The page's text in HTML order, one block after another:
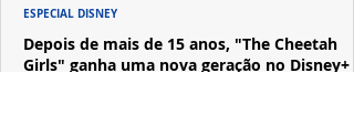
Depois de mais de 15 anos, "The Cheetah
Girls" ganha uma nova geração no Disney+
ESPECIAL DISNEY